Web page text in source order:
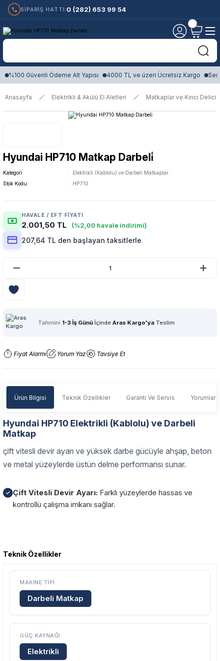
SİPARİŞ HATTI: 0 (282) 653 99 54
%100 Güvenli Ödeme Alt Yapısı 4000 TL ve üzeri Ücretsiz Kargo
Anasayfa Elektrikli & Akülü El Aletleri Matkaplar ve Kırıcı Delici
Hyundai HP710 Matkap Darbeli̇
Kategori
Elektrikli (Kablolu) ve Darbeli Matkaplar
Stok Kodu
HP710
HAVALE / EFT FIYATI
2.001,50 TL (%2,00 havale indirimi)
207,64 TL den başlayan taksitlerle
Tahmini 1-3 İş Günü İçinde Aras Kargo'ya Teslim
Fiyat Alarmı Yorum Yaz Tavsiye Et
Ürün Bilgisi Teknik Özellikler Garanti Ve Servis Yorumlar
Hyundai HP710 Elektrikli (Kablolu) ve Darbeli
Matkap
çift vitesli devir ayarı ve yüksek darbe gücüyle ahşap, beton
ve metal yüzeylerde üstün delme performansı sunar.
✓ Çift Vitesli Devir Ayarı: Farklı yüzeylerde hassas ve
kontrollü çalışma imkanı sağlar.
Tüm ürünlerimiz üretici firma garantisi altındadır. Size en yakın
servisi kolayca bulun.
Neden Güvenli?
Üretici Garantisi
Teknik Özellikler
MAKINE TIPI
Darbeli Matkap
GÜÇ KAYNAĞI
Elektrikli